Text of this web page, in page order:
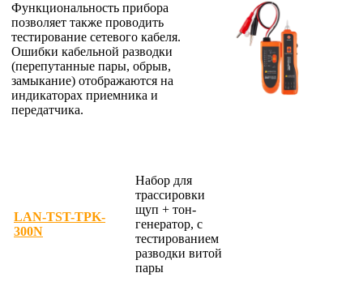
Функциональность прибора
позволяет также проводить
тестирование сетевого кабеля.
Ошибки кабельной разводки
(перепутанные пары, обрыв,
замыкание) отображаются на
индикаторах приемника и
передатчика.
LAN-TST-TPK-
300N
Набор для
трассировки
щуп + тон-
генератор, с
тестированием
разводки витой
пары